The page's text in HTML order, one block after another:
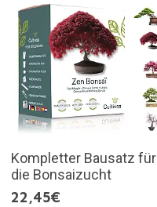
Kompletter Bausatz für
die Bonsaizucht
22,45€